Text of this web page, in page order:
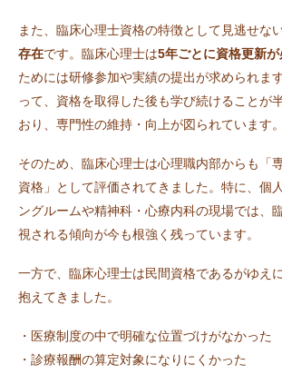
また、臨床心理士資格の特徴として見逃せない
存在です。臨床心理士は5年ごとに資格更新が
ためには研修参加や実績の提出が求められま
って、資格を取得した後も学び続けることが
おり、専門性の維持・向上が図られています。
そのため、臨床心理士は心理職内部からも「
資格」として評価されてきました。特に、個
ングルームや精神科・心療内科の現場では、
視される傾向が今も根強く残っています。
一方で、臨床心理士は民間資格であるがゆえ
抱えてきました。
・医療制度の中で明確な位置づけがなかった
・診療報酬の算定対象になりにくかった